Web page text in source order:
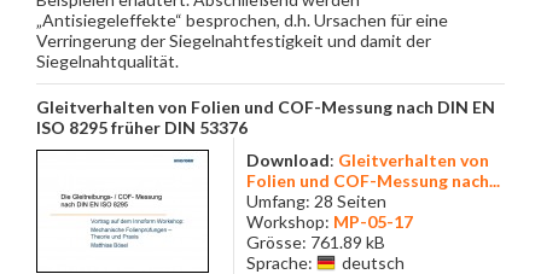
„Antisiegeleffekte“ besprochen, d.h. Ursachen für eine
Verringerung der Siegelnahtfestigkeit und damit der
Siegelnahtqualität.
Gleitverhalten von Folien und COF-Messung nach DIN EN
ISO 8295 früher DIN 53376
Download: Gleitverhalten von
Folien und COF-Messung nach...
Umfang: 28 Seiten
Workshop: MP-05-17
Grösse: 761.89 kB
Sprache:
deutsch